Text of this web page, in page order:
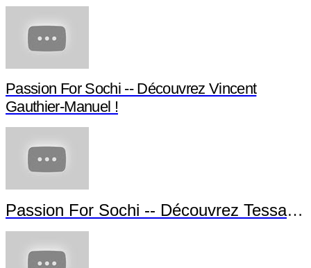
Passion For Sochi -- Découvrez Vincent
Gauthier-Manuel !
Passion For Sochi -- Découvrez Tessa Worley !